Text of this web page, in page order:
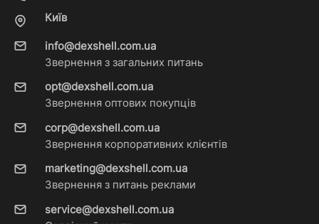
Київ
info@dexshell.com.ua
Звернення з загальних питань
opt@dexshell.com.ua
Звернення оптових покупців
corp@dexshell.com.ua
Звернення корпоративних клієнтів
marketing@dexshell.com.ua
Звернення з питань реклами
service@dexshell.com.ua